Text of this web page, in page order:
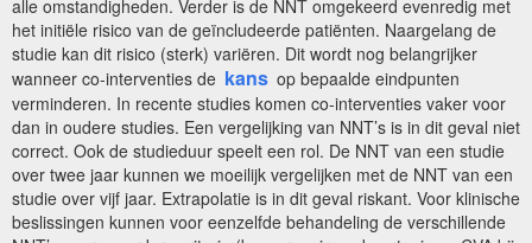
alle omstandigheden. Verder is de NNT omgekeerd evenredig met
het initiële risico van de geïncludeerde patiënten. Naargelang de
studie kan dit risico (sterk) variëren. Dit wordt nog belangrijker
wanneer co-interventies de kans op bepaalde eindpunten
verminderen. In recente studies komen co-interventies vaker voor
dan in oudere studies. Een vergelijking van NNT’s is in dit geval niet
correct. Ook de studieduur speelt een rol. De NNT van een studie
over twee jaar kunnen we moeilijk vergelijken met de NNT van een
studie over vijf jaar. Extrapolatie is in dit geval riskant. Voor klinische
beslissingen kunnen voor eenzelfde behandeling de verschillende